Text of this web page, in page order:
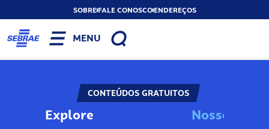
SOBREFALE CONOSCOENDEREÇOS
MENU
CONTEÚDOS GRATUITOS
Explore No